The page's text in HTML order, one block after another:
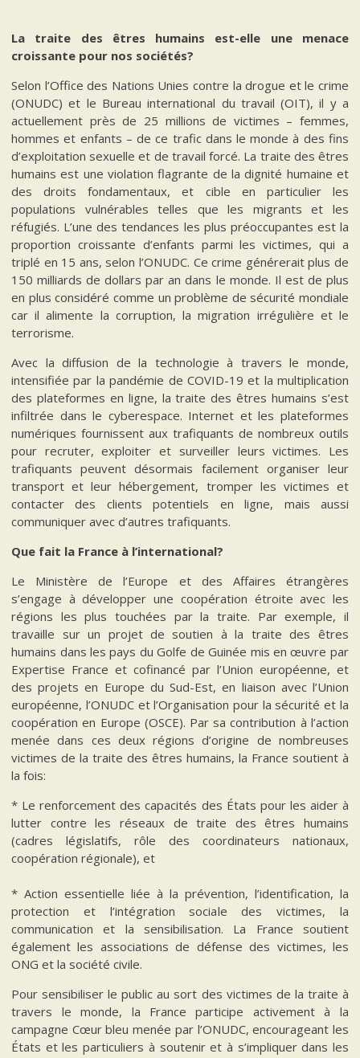
La traite des êtres humains est-elle une menace
croissante pour nos sociétés?
Selon l’Office des Nations Unies contre la drogue et le crime
(ONUDC) et le Bureau international du travail (OIT), il y a
actuellement près de 25 millions de victimes – femmes,
hommes et enfants – de ce trafic dans le monde à des fins
d’exploitation sexuelle et de travail forcé. La traite des êtres
humains est une violation flagrante de la dignité humaine et
des droits fondamentaux, et cible en particulier les
populations vulnérables telles que les migrants et les
réfugiés. L’une des tendances les plus préoccupantes est la
proportion croissante d’enfants parmi les victimes, qui a
triplé en 15 ans, selon l’ONUDC. Ce crime générerait plus de
150 milliards de dollars par an dans le monde. Il est de plus
en plus considéré comme un problème de sécurité mondiale
car il alimente la corruption, la migration irrégulière et le
terrorisme.
Avec la diffusion de la technologie à travers le monde,
intensifiée par la pandémie de COVID-19 et la multiplication
des plateformes en ligne, la traite des êtres humains s’est
infiltrée dans le cyberespace. Internet et les plateformes
numériques fournissent aux trafiquants de nombreux outils
pour recruter, exploiter et surveiller leurs victimes. Les
trafiquants peuvent désormais facilement organiser leur
transport et leur hébergement, tromper les victimes et
contacter des clients potentiels en ligne, mais aussi
communiquer avec d’autres trafiquants.
Que fait la France à l’international?
Le Ministère de l’Europe et des Affaires étrangères
s’engage à développer une coopération étroite avec les
régions les plus touchées par la traite. Par exemple, il
travaille sur un projet de soutien à la traite des êtres
humains dans les pays du Golfe de Guinée mis en œuvre par
Expertise France et cofinancé par l’Union européenne, et
des projets en Europe du Sud-Est, en liaison avec l’Union
européenne, l’ONUDC et l’Organisation pour la sécurité et la
coopération en Europe (OSCE). Par sa contribution à l’action
menée dans ces deux régions d’origine de nombreuses
victimes de la traite des êtres humains, la France soutient à
la fois:
* Le renforcement des capacités des États pour les aider à
lutter contre les réseaux de traite des êtres humains
(cadres législatifs, rôle des coordinateurs nationaux,
coopération régionale), et
* Action essentielle liée à la prévention, l’identification, la
protection et l’intégration sociale des victimes, la
communication et la sensibilisation. La France soutient
également les associations de défense des victimes, les
ONG et la société civile.
Pour sensibiliser le public au sort des victimes de la traite à
travers le monde, la France participe activement à la
campagne Cœur bleu menée par l’ONUDC, encourageant les
États et les particuliers à soutenir et à s’impliquer dans les